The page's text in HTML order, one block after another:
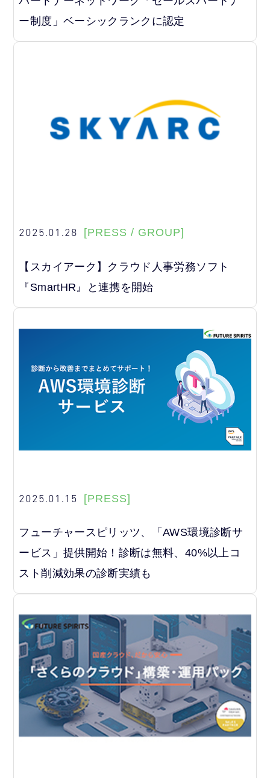
ー制度」ベーシックランクに認定
2025.01.28 [PRESS / GROUP]
【スカイアーク】クラウド人事労務ソフト
『SmartHR』と連携を開始
2025.01.15 [PRESS]
フューチャースピリッツ、「AWS環境診断サ
ービス」提供開始！診断は無料、40%以上コ
スト削減効果の診断実績も